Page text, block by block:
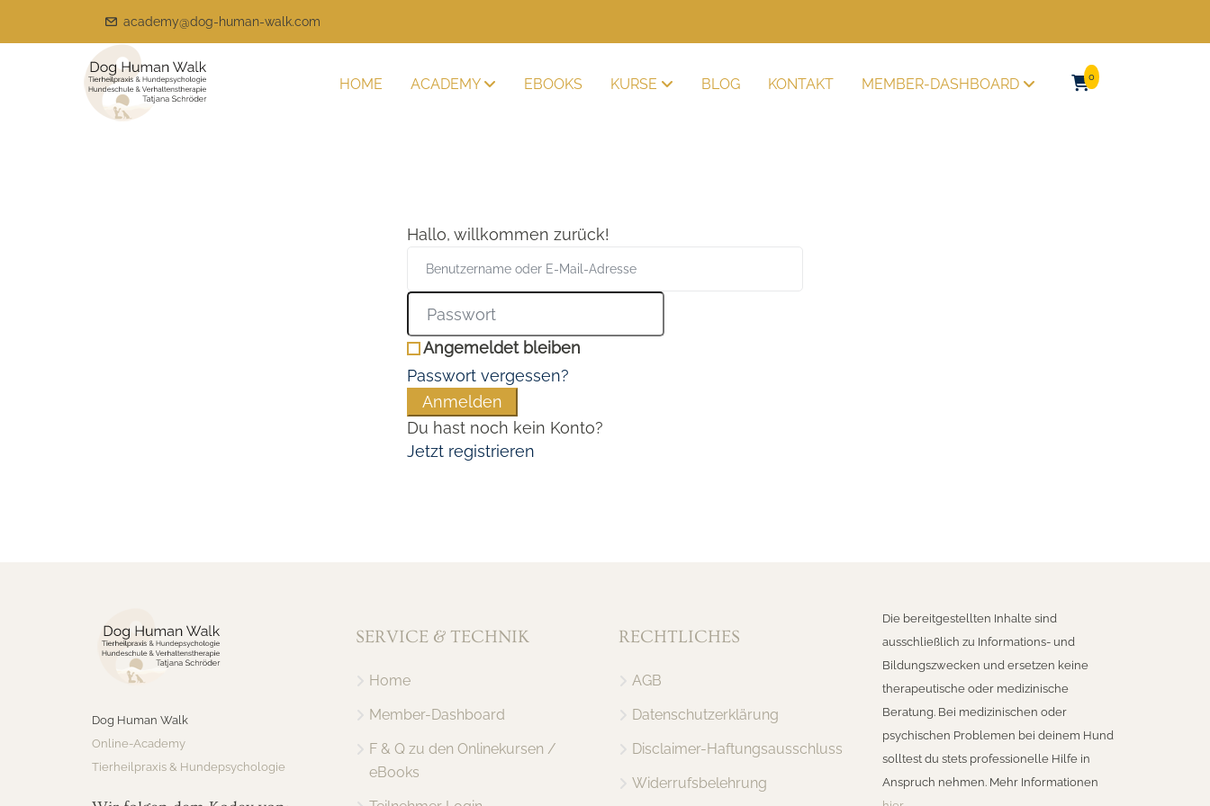
academy@dog-human-walk.com
HOME ACADEMY EBOOKS KURSE BLOG KONTAKT MEMBER-DASHBOARD 0
Hallo, willkommen zurück!
Angemeldet bleiben
Passwort vergessen?
Anmelden
Du hast noch kein Konto?
Jetzt registrieren
Dog Human Walk
Online-Academy
Tierheilpraxis & Hundepsychologie
SERVICE & TECHNIK
Home
Member-Dashboard
F & Q zu den Onlinekursen /
eBooks
RECHTLICHES
AGB
Datenschutzerklärung
Disclaimer-Haftungsausschluss
Widerrufsbelehrung
Die bereitgestellten Inhalte sind
ausschließlich zu Informations- und
Bildungszwecken und ersetzen keine
therapeutische oder medizinische
Beratung. Bei medizinischen oder
psychischen Problemen bei deinem Hund
solltest du stets professionelle Hilfe in
Anspruch nehmen. Mehr Informationen